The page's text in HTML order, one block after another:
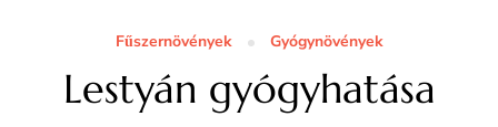
Fűszernövények Gyógynövények
Lestyán gyógyhatása